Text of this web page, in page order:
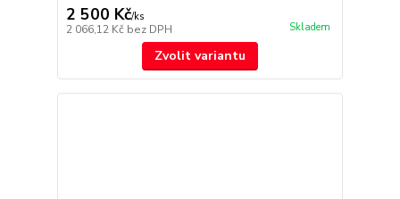
2 500 Kč/ks
2 066,12 Kč bez DPH Skladem
Zvolit variantu